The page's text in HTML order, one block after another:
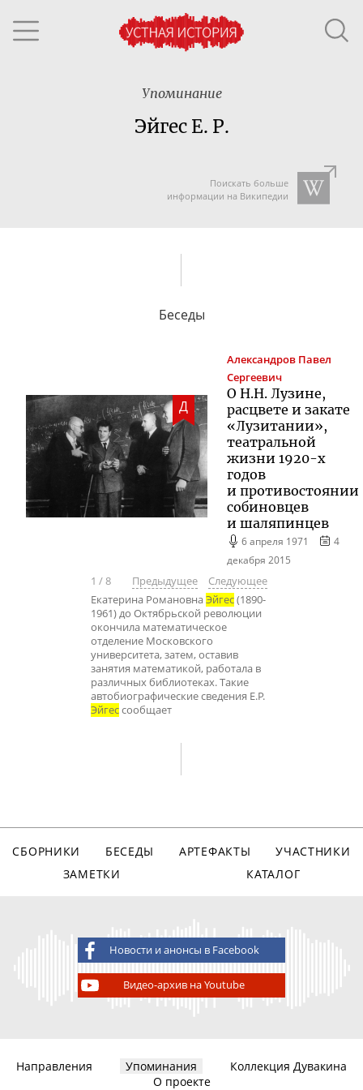
Упоминание
Эйгес Е. Р.
Поискать больше
информации на Википедии
Беседы
Д
Александров Павел
Сергеевич
О Н.Н. Лузине,
расцвете и закате
«Лузитании»,
театральной
жизни 1920-х
годов
и противостоянии
собиновцев
и шаляпинцев
6 апреля 1971
4
декабря 2015
1 /8 Предыдущее
Следующее
Екатерина РомановнаЭйгес(1890-
1961) до Октябрьской революции
окончила математическое
отделение Московского
университета, затем, оставив
занятия математикой, работала в
различных библиотеках. Такие
автобиографические сведения Е.Р.
Эйгессообщает
СБОРНИКИ БЕСЕДЫ АРТЕФАКТЫ
УЧАСТНИКИ
ЗАМЕТКИ
КАТАЛОГ
Новости и анонсы в Facebook
Видео-архив на Youtube
Направления Упоминания
Коллекция Дувакина
О проекте